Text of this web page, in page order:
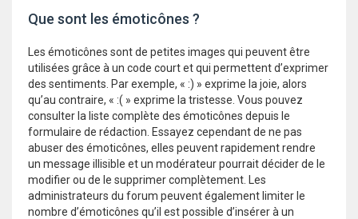
Que sont les émoticônes ?
Les émoticônes sont de petites images qui peuvent être
utilisées grâce à un code court et qui permettent d’exprimer
des sentiments. Par exemple, « :) » exprime la joie, alors
qu’au contraire, « :( » exprime la tristesse. Vous pouvez
consulter la liste complète des émoticônes depuis le
formulaire de rédaction. Essayez cependant de ne pas
abuser des émoticônes, elles peuvent rapidement rendre
un message illisible et un modérateur pourrait décider de le
modifier ou de le supprimer complètement. Les
administrateurs du forum peuvent également limiter le
nombre d’émoticônes qu’il est possible d’insérer à un